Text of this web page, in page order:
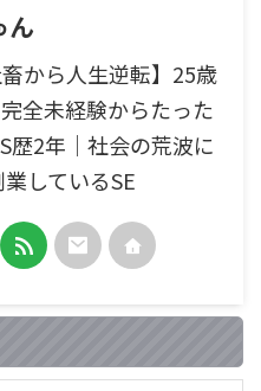
ん
から人生逆転】25歳
全未経験からたった
歴2年｜社会の荒波に
しているSE